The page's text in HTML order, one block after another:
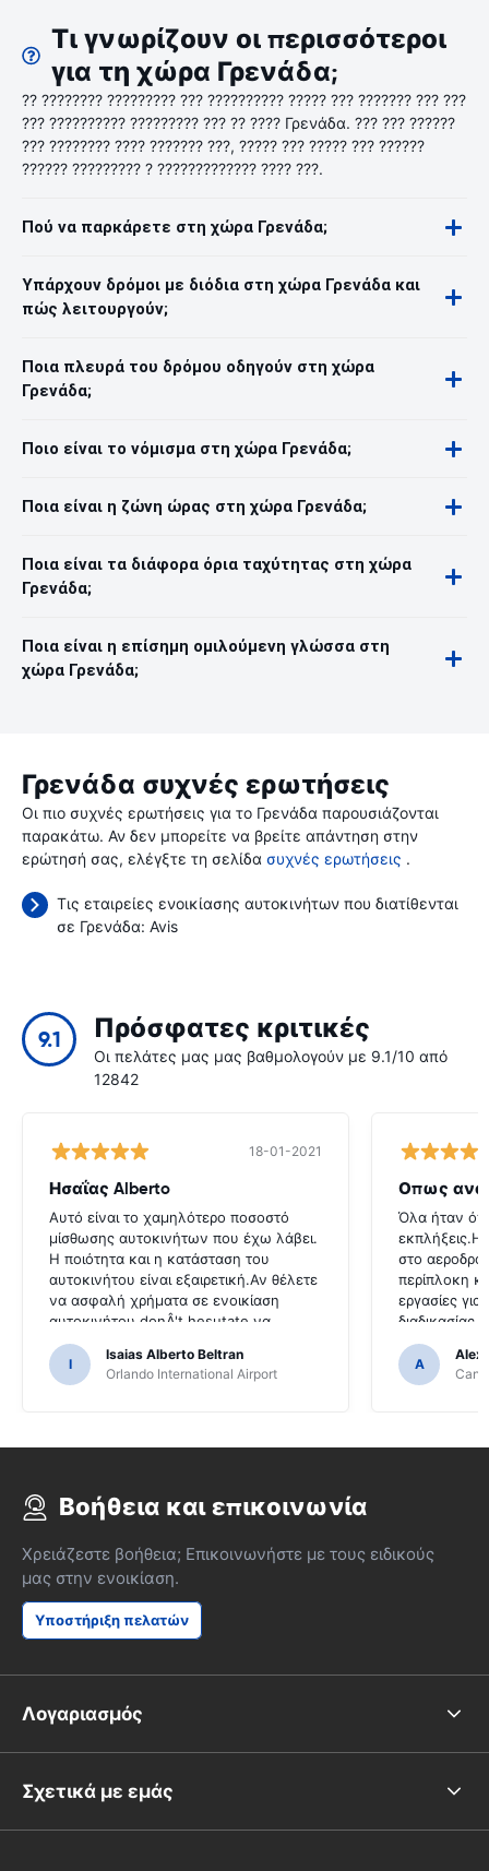
Τι γνωρίζουν οι περισσότεροι
για τη χώρα Γρενάδα;
?? ???????? ????????? ??? ?????????? ????? ??? ??????? ??? ???
??? ?????????? ????????? ??? ?? ???? Γρενάδα. ??? ??? ??????
??? ???????? ???? ??????? ???, ????? ??? ????? ??? ??????
?????? ????????? ? ????????????? ???? ???.
Πού να παρκάρετε στη χώρα Γρενάδα;
Υπάρχουν δρόμοι με διόδια στη χώρα Γρενάδα και
πώς λειτουργούν;
Ποια πλευρά του δρόμου οδηγούν στη χώρα
Γρενάδα;
Ποιο είναι το νόμισμα στη χώρα Γρενάδα;
Ποια είναι η ζώνη ώρας στη χώρα Γρενάδα;
Ποια είναι τα διάφορα όρια ταχύτητας στη χώρα
Γρενάδα;
Ποια είναι η επίσημη ομιλούμενη γλώσσα στη
χώρα Γρενάδα;
Γρενάδα συχνές ερωτήσεις
Οι πιο συχνές ερωτήσεις για το Γρενάδα παρουσιάζονται
παρακάτω. Αν δεν μπορείτε να βρείτε απάντηση στην
ερώτησή σας, ελέγξτε τη σελίδα συχνές ερωτήσεις .
Τις εταιρείες ενοικίασης αυτοκινήτων που διατίθενται
σε Γρενάδα: Avis
9.1 Πρόσφατες κριτικές
Οι πελάτες μας μας βαθμολογούν με 9.1/10 από
12842
18-01-2021
Ησαΐας Alberto
Αυτό είναι το χαμηλότερο ποσοστό
μίσθωσης αυτοκινήτων που έχω λάβει.
Η ποιότητα και η κατάσταση του
αυτοκινήτου είναι εξαιρετική.Αν θέλετε
να ασφαλή χρήματα σε ενοικίαση
αυτοκινήτου donÂ't hesutate να
επικοινωνήσετε μαζί τους
I
Isaias Alberto Beltran
Orlando International Airport
Οπως
Όλα ήταν
εκπλήξεις.Η
στο
περίπλοκη
εργασίες για
διαδικασίας
A
Alex
Βοήθεια και επικοινωνία
Χρειάζεστε βοήθεια; Επικοινωνήστε με τους ειδικούς
μας στην ενοικίαση.
Υποστήριξη πελατών
Λογαριασμός
Σχετικά με εμάς